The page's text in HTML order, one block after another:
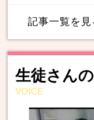
記事一覧を見
生徒さん
VOICE